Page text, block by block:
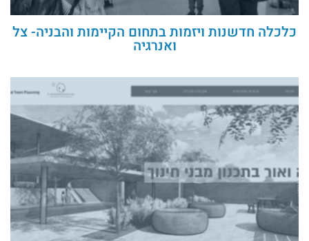
כלכלה חדשנות ויזמות בתחום הקיימות והבניה- צל
ואנרגיה